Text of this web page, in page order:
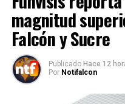
magnitud
Falcón y Sucre
Publicado Hace 12
Por Notifalcon